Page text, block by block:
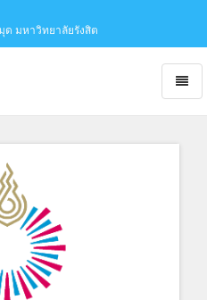
ด มหาวิทยาลัยรังสิต